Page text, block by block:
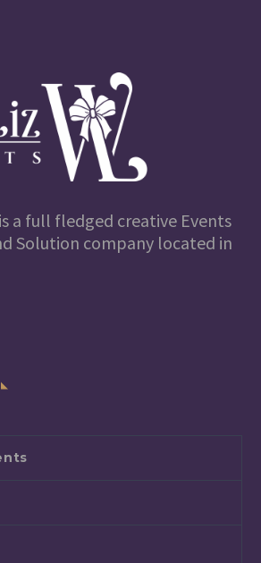
a full fledged creative Events
Solution company located in